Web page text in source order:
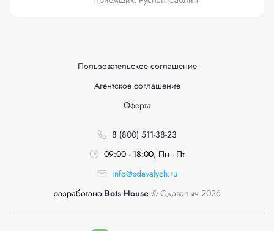
Пользовательское соглашение
Агентское соглашение
Оферта
8 (800) 511-38-23
09:00 - 18:00, Пн - Пт
info@sdavalych.ru
разработано Bots House © Сдавалыч 2026